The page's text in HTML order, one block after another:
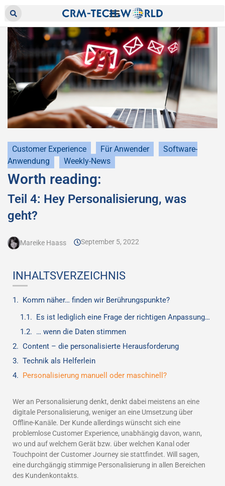
Customer Experience Für Anwender
Software-
Anwendung
Weekly-News
Worth reading:
Teil 4: Hey Personalisierung, was
geht?
Mareike Haass September 5, 2022
INHALTSVERZEICHNIS
Komm näher… finden wir Berührungspunkte?
Es ist lediglich eine Frage der richtigen Anpassung…
… wenn die Daten stimmen
Content – die personalisierte Herausforderung
Technik als Helferlein
Personalisierung manuell oder maschinell?
Wer an Personalisierung denkt, denkt dabei meistens an eine
digitale Personalisierung, weniger an eine Umsetzung über
Offline-Kanäle. Der Kunde allerdings wünscht sich eine
problemlose Customer Experience, unabhängig davon, wann,
wo und auf welchem Gerät bzw. über welchen Kanal oder
Touchpoint der Customer Journey sie stattfindet. Will sagen,
eine durchgängig stimmige Personalisierung in allen Bereichen
des Kundenkontakts.